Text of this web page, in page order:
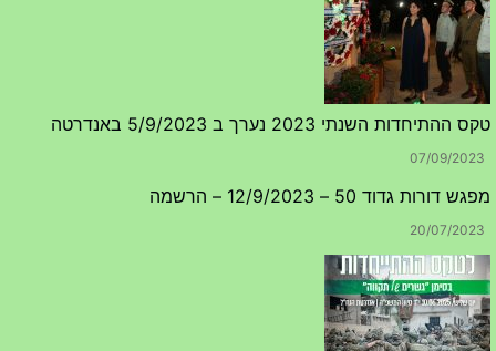
טקס ההתיחדות השנתי 2023 נערך ב 5/9/2023 באנדרטה
07/09/2023
מפגש דורות גדוד 50 – 12/9/2023 – הרשמה
20/07/2023